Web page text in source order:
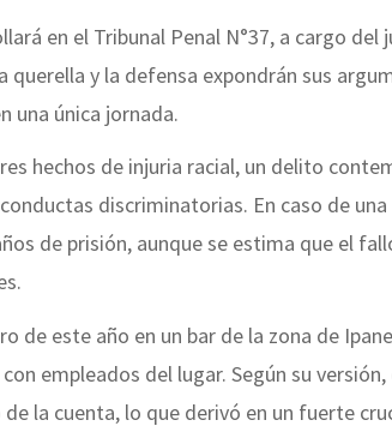
en el Tribunal Penal N°37, a cargo del
querella y la defensa expondrán sus
una única jornada.
hechos de injuria racial, un delito
discriminatorias. En caso de
de prisión, aunque se estima que el
de este año en un bar de la zona de
empleados del lugar. Según su
la cuenta, lo que derivó en un fuerte